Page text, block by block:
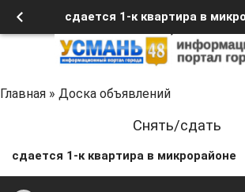
сдается 1-к квартира в
Главная » Доска объявлений
Снять/сдать
сдается 1-к квартира в микрорайоне